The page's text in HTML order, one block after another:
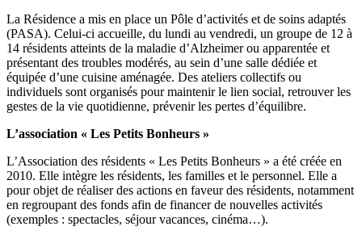
La Résidence a mis en place un Pôle d’activités et de soins adaptés
(PASA). Celui-ci accueille, du lundi au vendredi, un groupe de 12 à
14 résidents atteints de la maladie d’Alzheimer ou apparentée et
présentant des troubles modérés, au sein d’une salle dédiée et
équipée d’une cuisine aménagée. Des ateliers collectifs ou
individuels sont organisés pour maintenir le lien social, retrouver les
gestes de la vie quotidienne, prévenir les pertes d’équilibre.
L’association « Les Petits Bonheurs »
L’Association des résidents « Les Petits Bonheurs » a été créée en
2010. Elle intègre les résidents, les familles et le personnel. Elle a
pour objet de réaliser des actions en faveur des résidents, notamment
en regroupant des fonds afin de financer de nouvelles activités
(exemples : spectacles, séjour vacances, cinéma…).